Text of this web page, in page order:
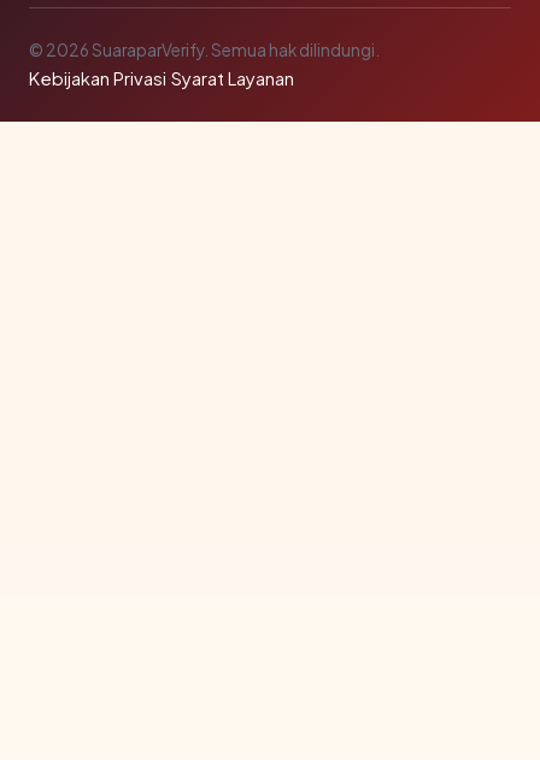
© 2026 SuaraparVerify. Semua hak dilindungi.
Kebijakan Privasi·Syarat Layanan